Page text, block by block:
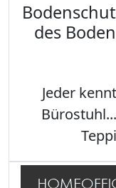
des
Jeder